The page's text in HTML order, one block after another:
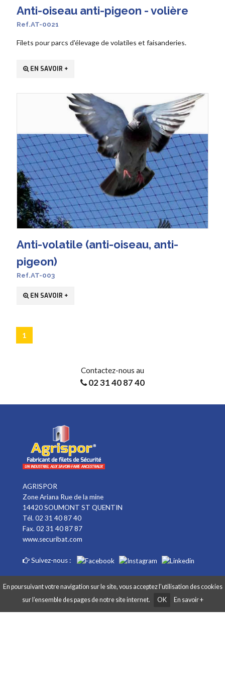
Anti-oiseau anti-pigeon - volière
Ref.AT-0021
Filets pour parcs d'élevage de volatiles et faisanderies.
EN SAVOIR +
Anti-volatile (anti-oiseau, anti-
pigeon)
Ref.AT-003
EN SAVOIR +
1
Contactez-nous au
02 31 40 87 40
AGRISPOR
Zone Ariana Rue de la mine
14420 SOUMONT ST QUENTIN
Tél. 02 31 40 87 40
Fax. 02 31 40 87 87
www.securibat.com
Suivez-nous :
Copyright AGRISPOR 2018 © - Tous droits réservés - Site réalisé par Graphibox
En poursuivant votre navigation sur le site, vous acceptez l'utilisation des cookies
sur l’ensemble des pages de notre site internet.
OK En savoir +